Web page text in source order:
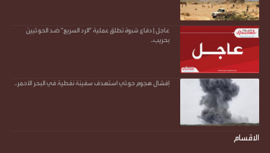
عاجل | دفاع شبوة تطلق عملية "الرد السريع" ضد الحو.ثيين
بحريب..
إفشال هجوم حو.ثي استهدف سفينة نفطية في البحر الأحمر..
الاقسام